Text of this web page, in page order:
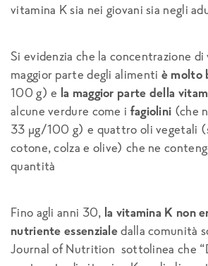
vitamina K sia nei giovani sia negli
Si evidenzia che la concentrazione
maggior parte degli alimenti è molto
100 g) e la maggior parte della
alcune verdure come i fagiolini (che
33 μg/100 g) e quattro oli vegetali
cotone, colza e olive) che ne
quantità
Fino agli anni 30, la vitamina K non
nutriente essenzialedalla comunità
Journal of Nutrition sottolinea che